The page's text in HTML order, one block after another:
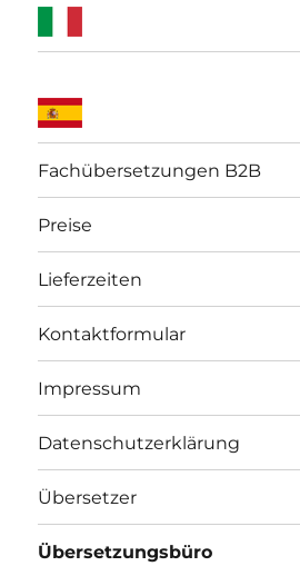
Fachübersetzungen B2B
Preise
Lieferzeiten
Kontaktformular
Impressum
Datenschutzerklärung
Übersetzer
Übersetzungsbüro